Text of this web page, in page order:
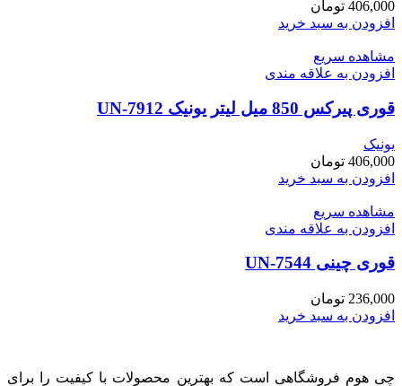
406,000 تومان
افزودن به سبد خرید
مشاهده سریع
افزودن به علاقه مندی
قوری پیرکس 850 میل لیتر یونیک UN-7912
یونیک
406,000 تومان
افزودن به سبد خرید
مشاهده سریع
افزودن به علاقه مندی
قوری چینی UN-7544
236,000 تومان
افزودن به سبد خرید
چی هوم فروشگاهی است که بهترین محصولات با کیفیت را برای